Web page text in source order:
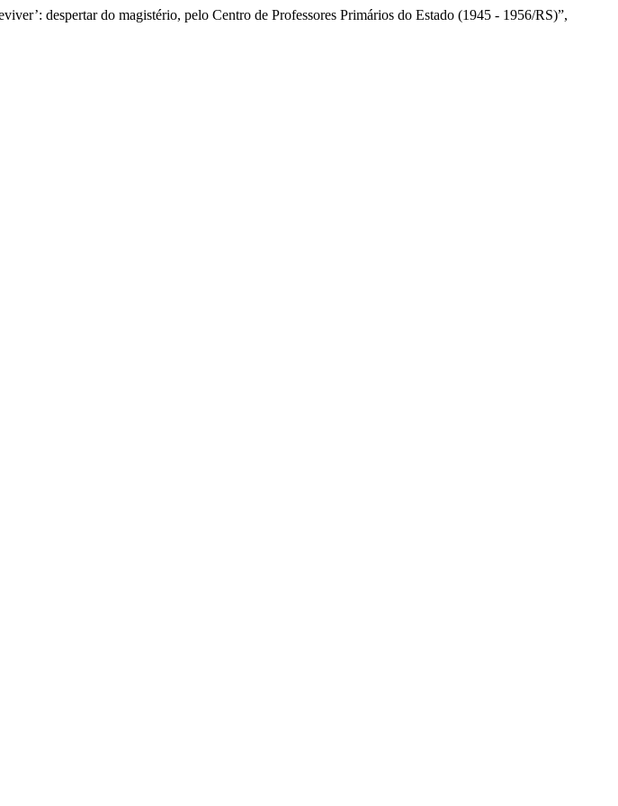
despertar do magistério, pelo Centro de Professores Primários do Estado (1945 - 1956/RS)”,